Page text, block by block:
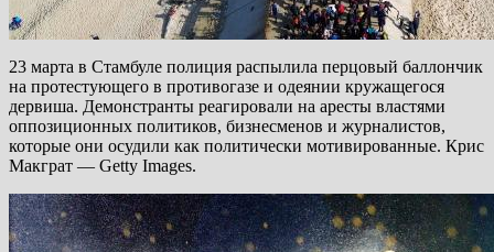
23 марта в Стамбуле полиция распылила перцовый баллончик
на протестующего в противогазе и одеянии кружащегося
дервиша. Демонстранты реагировали на аресты властями
оппозиционных политиков, бизнесменов и журналистов,
которые они осудили как политически мотивированные. Крис
Макграт — Getty Images.